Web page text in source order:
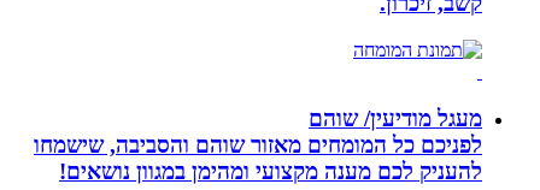
מעגל מודיעין/ שוהם
לפניכם כל המומחים מאזור שוהם והסביבה, שישמחו
להעניק לכם מענה מקצועי ומהימן במגוון נושאים!